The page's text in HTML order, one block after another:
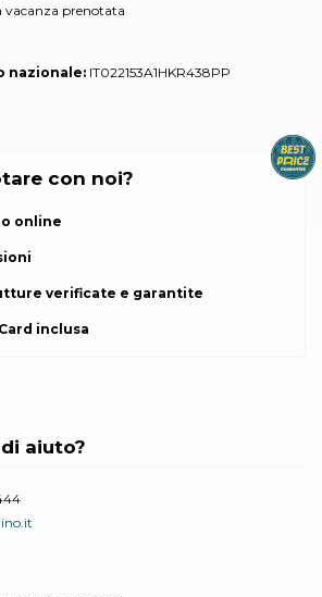
vacanza prenotata
nazionale: IT022153A1HKR438PP
con noi?
online
verificate e garantite
inclusa
aiuto?